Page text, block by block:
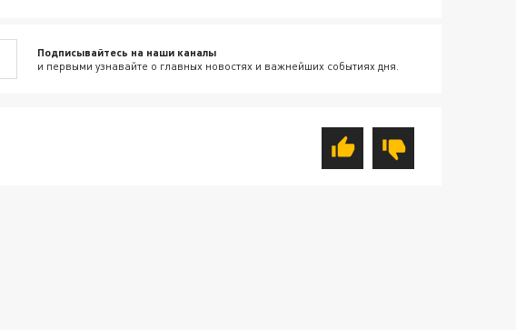
Подписывайтесь на наши каналы
и первыми узнавайте о главных новостях и важнейших событиях дня.